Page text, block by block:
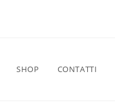
SHOP CONTATTI